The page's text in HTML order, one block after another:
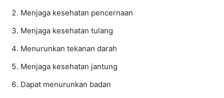
Menjaga kesehatan pencernaan
Menjaga kesehatan tulang
Menurunkan tekanan darah
Menjaga kesehatan jantung
Dapat menurunkan badan